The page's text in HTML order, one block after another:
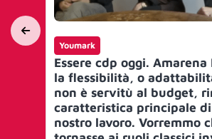
Youmark
Essere cdp oggi.
la flessibilità, o
non è servitù al budget,
caratteristica principale
nostro lavoro. Vorremmo